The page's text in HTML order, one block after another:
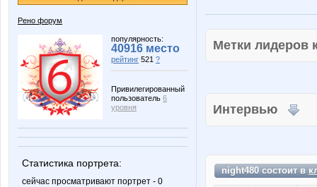
Рено форум
популярность:
40916 место
рейтинг 521 ?
Привилегированный
пользователь 6
уровня
Статистика портрета:
сейчас просматривают портрет - 0
Метки
Интервью
night480 состоит в